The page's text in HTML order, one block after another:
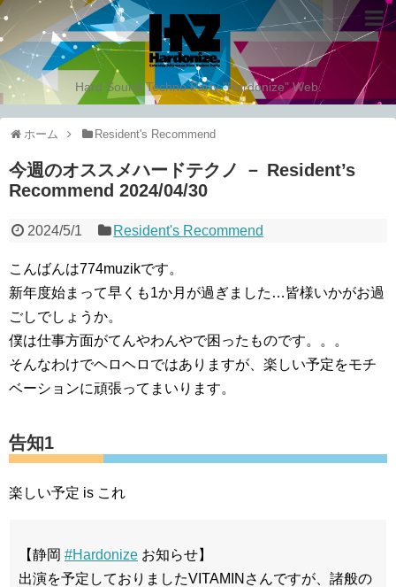
Hard Sound Techno Party "Hardonize" Web.
ホーム Resident's Recommend
今週のオススメハードテクノ － Resident’s
Recommend 2024/04/30
2024/5/1 Resident's Recommend
こんばんは774muzikです。
新年度始まって早くも1か月が過ぎました…皆様いかがお過
ごしでしょうか。
僕は仕事方面がてんやわんやで困ったものです。。。
そんなわけでヘロヘロではありますが、楽しい予定をモチ
ベーションに頑張ってまいります。
告知1
楽しい予定 is これ
【静岡 #Hardonize お知らせ】
出演を予定しておりましたVITAMINさんですが、諸般の